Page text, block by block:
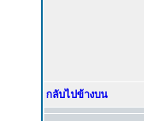
กลับไปข้างบน